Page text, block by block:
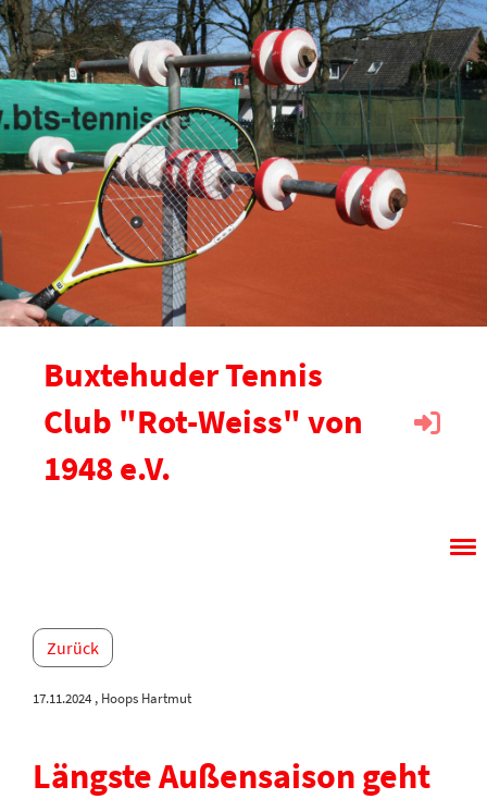
Buxtehuder Tennis
Club "Rot-Weiss" von
1948 e.V.
Zurück
17.11.2024 , Hoops Hartmut
Längste Außensaison geht